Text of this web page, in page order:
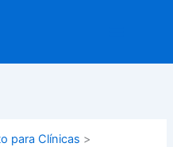
para Clínicas